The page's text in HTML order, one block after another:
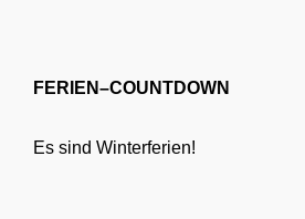
FERIEN–COUNTDOWN
Es sind Winterferien!